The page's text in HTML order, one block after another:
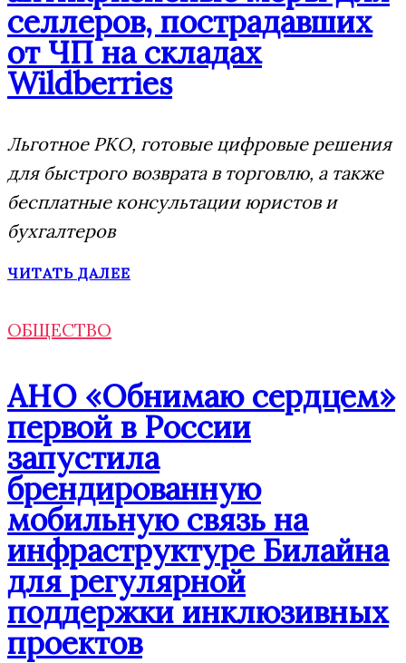
селлеров, пострадавших
от ЧП на складах
Wildberries
Льготное РКО, готовые цифровые решения
для быстрого возврата в торговлю, а также
бесплатные консультации юристов и
бухгалтеров
ЧИТАТЬ ДАЛЕЕ
ОБЩЕСТВО
АНО «Обнимаю сердцем»
первой в России
запустила
брендированную
мобильную связь на
инфраструктуре Билайна
для регулярной
поддержки инклюзивных
проектов